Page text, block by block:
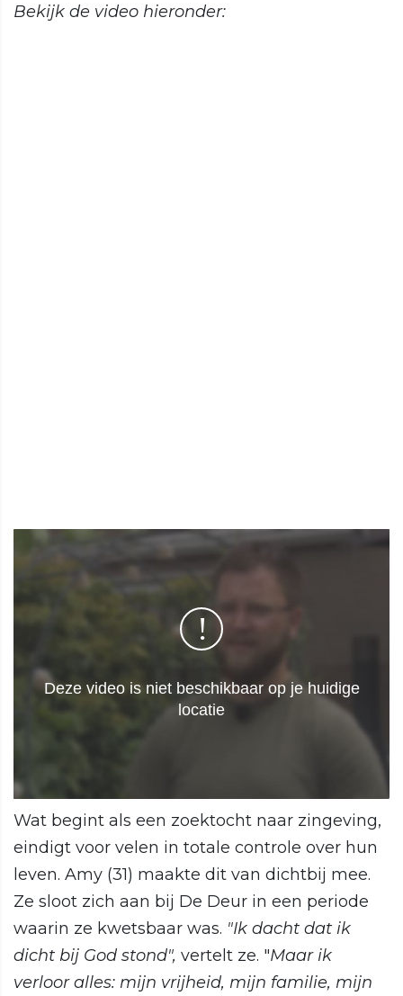
Bekijk de video hieronder:
Wat begint als een zoektocht naar zingeving,
eindigt voor velen in totale controle over hun
leven. Amy (31) maakte dit van dichtbij mee.
Ze sloot zich aan bij De Deur in een periode
waarin ze kwetsbaar was. "Ik dacht dat ik
dicht bij God stond", vertelt ze. "Maar ik
verloor alles: mijn vrijheid, mijn familie, mijn